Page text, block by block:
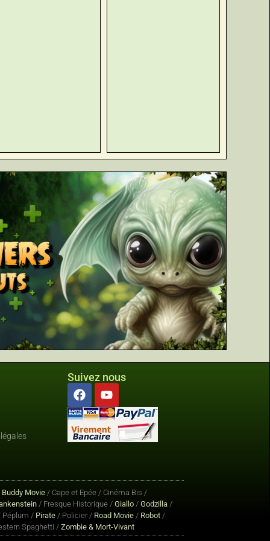
Suivez nous
Buddy Movie / Cape et Epée / Cinéma Bis /
/ Fresque Historique / Giallo / Godzilla /
/ Pirate / Policier / Road Movie / Robot /
Spaghetti / Zombie & Mort-Vivant